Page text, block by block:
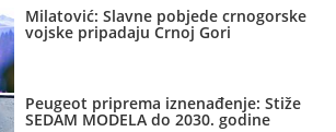
Milatović: Slavne pobjede crnogorske
vojske pripadaju Crnoj Gori
Peugeot priprema iznenađenje: Stiže
SEDAM MODELA do 2030. godine